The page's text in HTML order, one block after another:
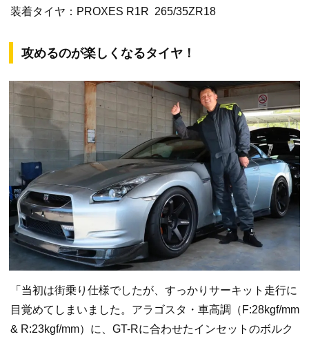
装着タイヤ：PROXES R1R 265/35ZR18
攻めるのが楽しくなるタイヤ！
「当初は街乗り仕様でしたが、すっかりサーキット走行に
目覚めてしまいました。アラゴスタ・車高調（F:28kgf/mm
& R:23kgf/mm）に、GT-Rに合わせたインセットのボルク